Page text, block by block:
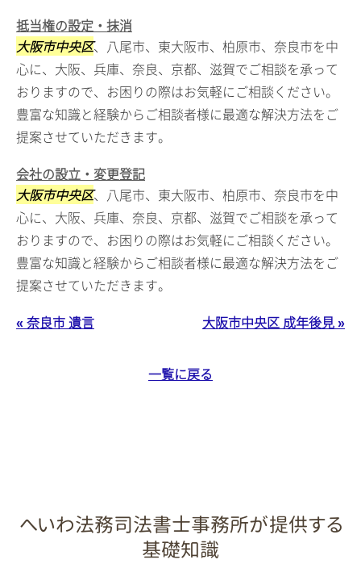
抵当権の設定・抹消
大阪市中央区、八尾市、東大阪市、柏原市、奈良市を中
心に、大阪、兵庫、奈良、京都、滋賀でご相談を承って
おりますので、お困りの際はお気軽にご相談ください。
豊富な知識と経験からご相談者様に最適な解決方法をご
提案させていただきます。
会社の設立・変更登記
大阪市中央区、八尾市、東大阪市、柏原市、奈良市を中
心に、大阪、兵庫、奈良、京都、滋賀でご相談を承って
おりますので、お困りの際はお気軽にご相談ください。
豊富な知識と経験からご相談者様に最適な解決方法をご
提案させていただきます。
« 奈良市 遺言
大阪市中央区 成年後見 »
一覧に戻る
へいわ法務司法書士事務所が提供する
基礎知識